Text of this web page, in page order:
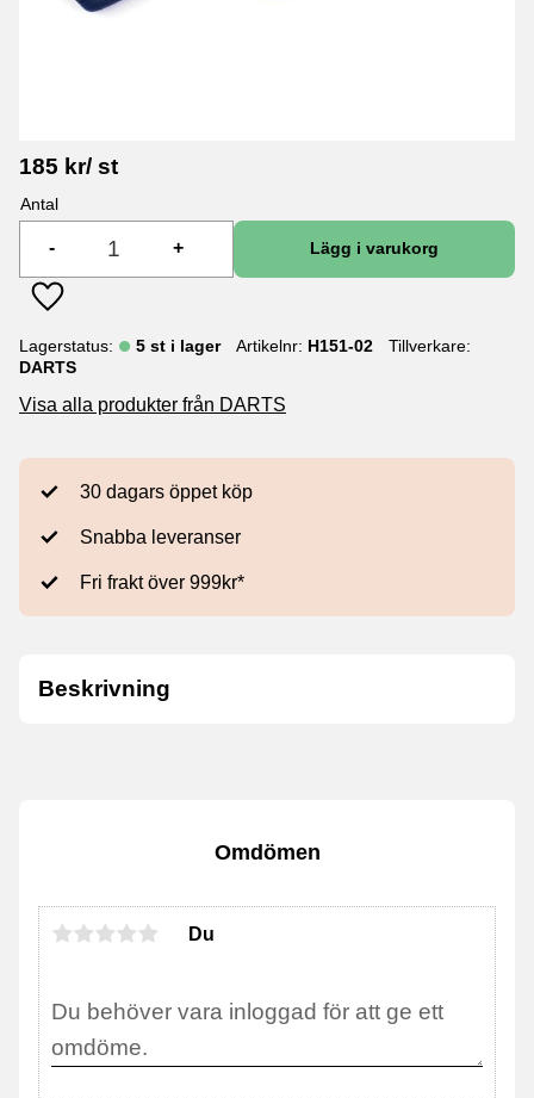
185 kr/ st
Antal
+
-
Lägg till i favoriter
Lagerstatus 5 st i lager Artikelnr H151-02
Tillverkare
DARTS
Visa alla produkter från DARTS
30 dagars öppet köp
Snabba leveranser
Fri frakt över 999kr*
Beskrivning
Omdömen
Du